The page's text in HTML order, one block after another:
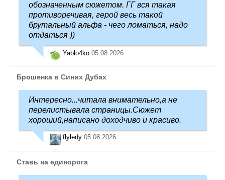
обозначенным сюжетом. ГГ вся такая
противоречивая, герой весь такой
брутальный альфа - чего ломаться, надо
отдаться ))
Yablo4ko 05.08.2026
Брошенка в Синих Дубах
Интересно...читала внимательно,а не
перелистывала страницы.Сюжет
хороший,написано доходчиво и красиво.
flyledy 05.08.2026
Ставь на единорога